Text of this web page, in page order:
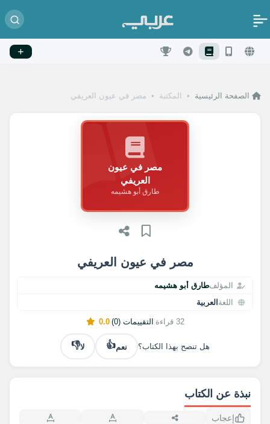
الصفحة الرئيسية • المكتبة • مصر في عيون العريفي
مصر في عيون العريفي
المؤلفطارق أبو هشيمه
اللغة العربية
32 قراءة التقييمات (0) |
0.0
هل تنصح بهذا الكتاب؟ نعم👍 لا👎
مصر في عيون
العريفي
طارق أبو هشيمه
نبذة عن الكتاب
إعجاب